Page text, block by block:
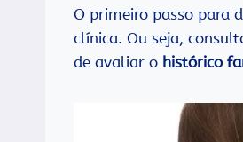
O primeiro passo para
clínica. Ou seja,
de avaliar o histórico